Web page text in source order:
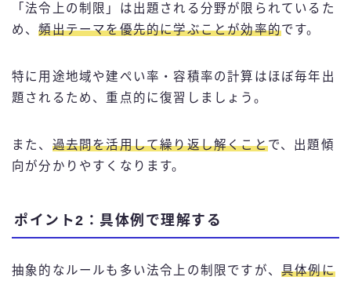
「法令上の制限」は出題される分野が限られているた
め、頻出テーマを優先的に学ぶことが効率的です。
特に用途地域や建ぺい率・容積率の計算はほぼ毎年出
題されるため、重点的に復習しましょう。
また、 過去問を活用して繰り返し解くことで、出題傾
向が分かりやすくなります。
ポイント2：具体例で理解する
抽象的なルールも多い法令上の制限ですが、 具体例に